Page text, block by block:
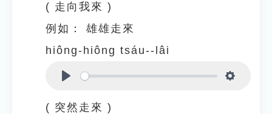
( 走向我來 )
例如：
雄雄走來
hiông-hiông tsáu--lâi
( 突然走來 )